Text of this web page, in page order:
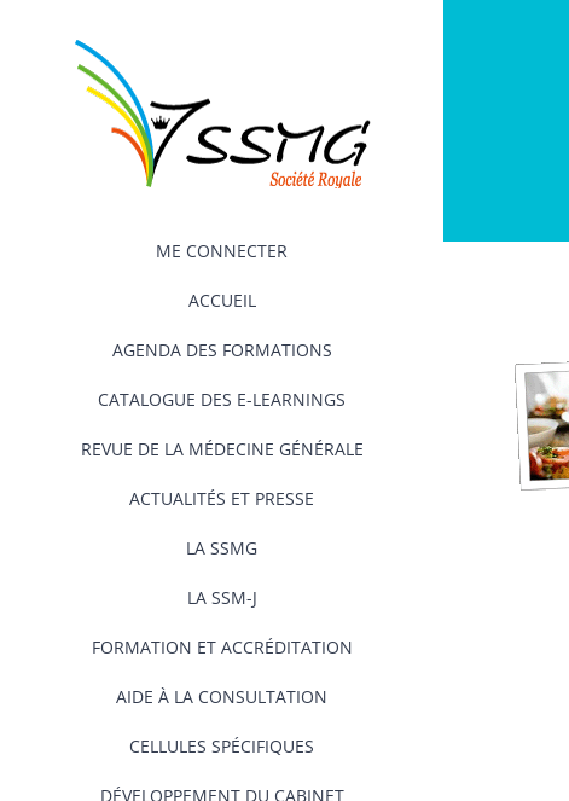
ME CONNECTER
ACCUEIL
AGENDA DES FORMATIONS
CATALOGUE DES E-LEARNINGS
REVUE DE LA MÉDECINE GÉNÉRALE
ACTUALITÉS ET PRESSE
LA SSMG
LA SSM-J
FORMATION ET ACCRÉDITATION
AIDE À LA CONSULTATION
CELLULES SPÉCIFIQUES
DÉVELOPPEMENT DU CABINET